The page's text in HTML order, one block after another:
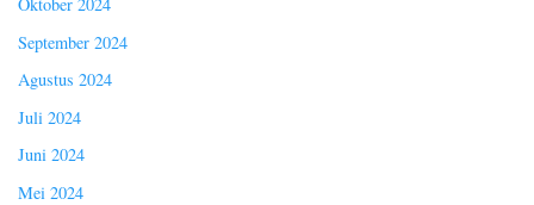
September 2024
Agustus 2024
Juli 2024
Juni 2024
Mei 2024